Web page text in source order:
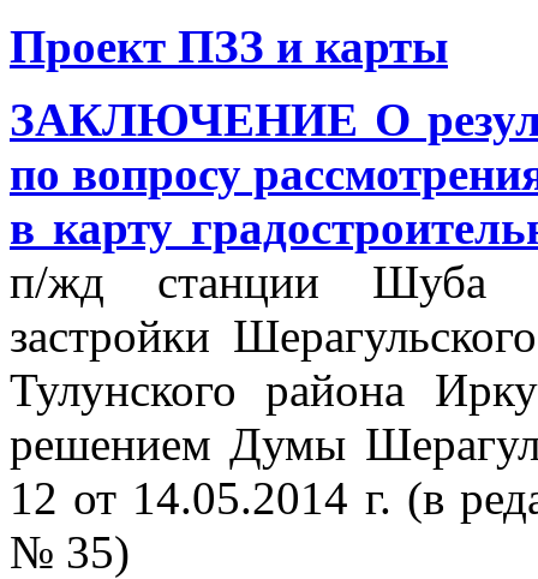
Проект ПЗЗ и карты
ЗАКЛЮЧЕНИЕ О
по вопросу
в карту
п/жд станции Шуба
застройки
Тулунского района
решением Думы
12 от 14.05.2014 г. (в
№ 35)